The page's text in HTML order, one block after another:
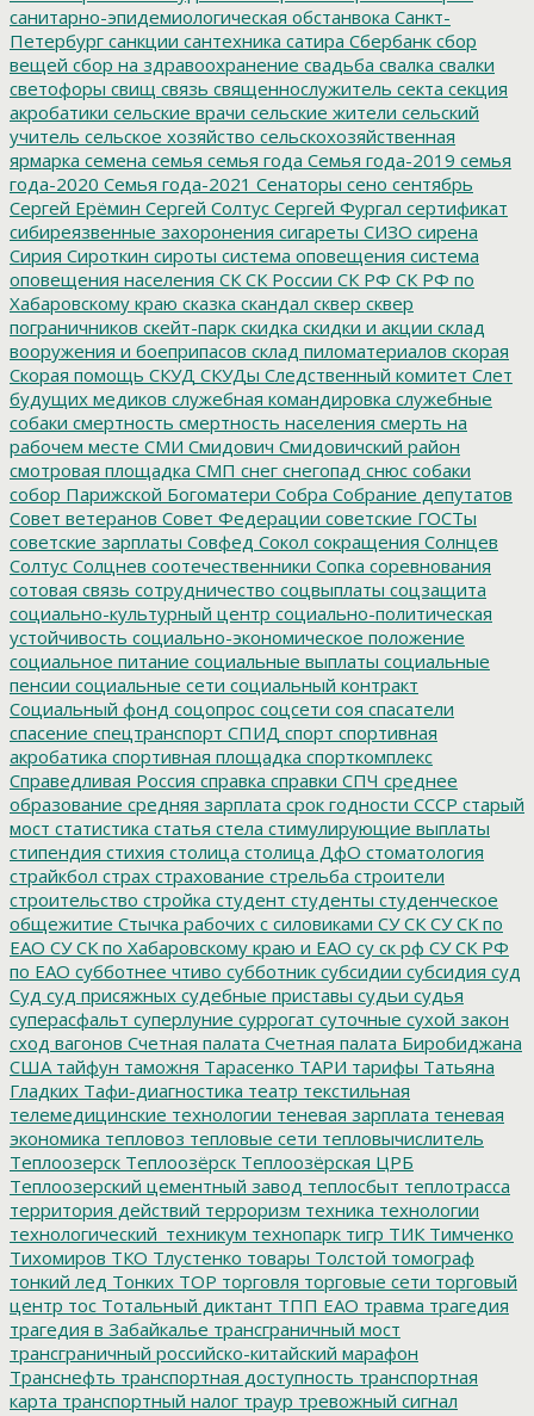
санитарно-эпидемиологическая обстанвока Санкт-
Петербург санкции сантехника сатира Сбербанк сбор
вещей сбор на здравоохранение свадьба свалка свалки
светофоры свищ связь священнослужитель секта секция
акробатики сельские врачи сельские жители сельский
учитель сельское хозяйство сельскохозяйственная
ярмарка семена семья семья года Семья года-2019 семья
года-2020 Семья года-2021 Сенаторы сено сентябрь
Сергей Ерёмин Сергей Солтус Сергей Фургал сертификат
сибиреязвенные захоронения сигареты СИЗО сирена
Сирия Сироткин сироты система оповещения система
оповещения населения СК СК России СК РФ СК РФ по
Хабаровскому краю сказка скандал сквер сквер
пограничников скейт-парк скидка скидки и акции склад
вооружения и боеприпасов склад пиломатериалов скорая
Скорая помощь СКУД СКУДы Следственный комитет Слет
будущих медиков служебная командировка служебные
собаки смертность смертность населения смерть на
рабочем месте СМИ Смидович Смидовичский район
смотровая площадка СМП снег снегопад снюс собаки
собор Парижской Богоматери Собра Собрание депутатов
Совет ветеранов Совет Федерации советские ГОСТы
советские зарплаты Совфед Сокол сокращения Солнцев
Солтус Солцнев соотечественники Сопка соревнования
сотовая связь сотрудничество соцвыплаты соцзащита
социально-культурный центр социально-политическая
устойчивость социально-экономическое положение
социальное питание социальные выплаты социальные
пенсии социальные сети социальный контракт
Социальный фонд соцопрос соцсети соя спасатели
спасение спецтранспорт СПИД спорт спортивная
акробатика спортивная площадка спорткомплекс
Справедливая Россия справка справки СПЧ среднее
образование средняя зарплата срок годности СССР старый
мост статистика статья стела стимулирующие выплаты
стипендия стихия столица столица ДфО стоматология
страйкбол страх страхование стрельба строители
строительство стройка студент студенты студенческое
общежитие Стычка рабочих с силовиками СУ СК СУ СК по
ЕАО СУ СК по Хабаровскому краю и ЕАО су ск рф СУ СК РФ
по ЕАО субботнее чтиво субботник субсидии субсидия суд
Суд суд присяжных судебные приставы судьи судья
суперасфальт суперлуние суррогат суточные сухой закон
сход вагонов Счетная палата Счетная палата Биробиджана
США тайфун таможня Тарасенко ТАРИ тарифы Татьяна
Гладких Тафи-диагностика театр текстильная
телемедицинские технологии теневая зарплата теневая
экономика тепловоз тепловые сети тепловычислитель
Теплоозерск Теплоозёрск Теплоозёрская ЦРБ
Теплоозерский цементный завод теплосбыт теплотрасса
территория действий терроризм техника технологии
технологический_техникум технопарк тигр ТИК Тимченко
Тихомиров ТКО Тлустенко товары Толстой томограф
тонкий лед Тонких ТОР торговля торговые сети торговый
центр тос Тотальный диктант ТПП ЕАО травма трагедия
трагедия в Забайкалье трансграничный мост
трансграничный российско-китайский марафон
Транснефть транспортная доступность транспортная
карта транспортный налог траур тревожный сигнал